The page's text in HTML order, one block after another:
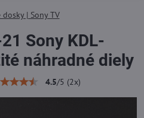
| Sony TV
Sony KDL-
náhradné diely
4.5/5 (2x)